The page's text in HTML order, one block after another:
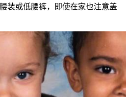
装或低腰裤，即使在家也注意盖